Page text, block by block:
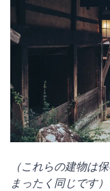
（これらの建物は
まったく同じです）